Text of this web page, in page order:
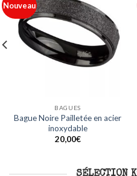
Nouveau
à ma
liste
BAGUES
Bague Noire Pailletée en acier
inoxydable
20,00€
SÉLECTION